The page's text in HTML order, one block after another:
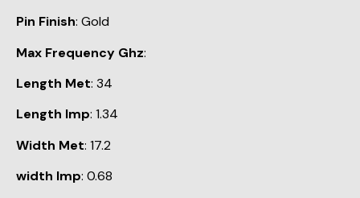
Pin Finish: Gold
Max Frequency Ghz:
Length Met: 34
Length Imp: 1.34
Width Met: 17.2
width Imp: 0.68